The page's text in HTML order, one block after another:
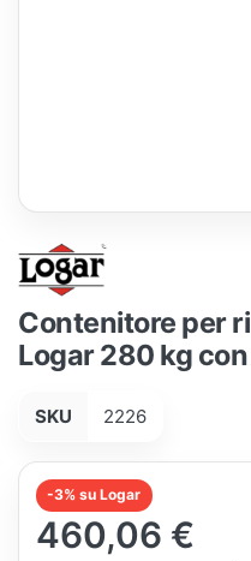
Contenitore per
Logar 280 kg
SKU 2226
-3% su Logar
460,06 €